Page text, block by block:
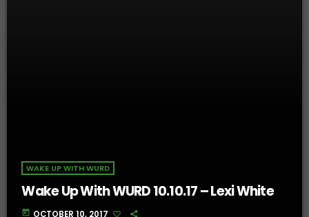
WAKE UP WITH WURD
Wake Up With WURD 10.10.17 – Lexi White
today OCTOBER 10, 2017